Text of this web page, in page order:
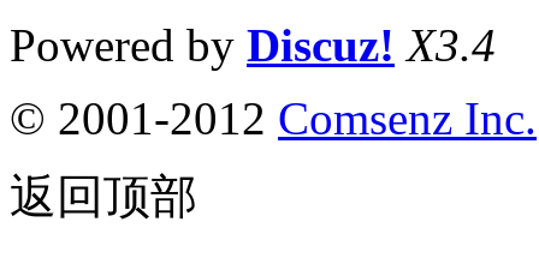
Powered by Discuz! X3.4
© 2001-2012 Comsenz Inc.
返回顶部